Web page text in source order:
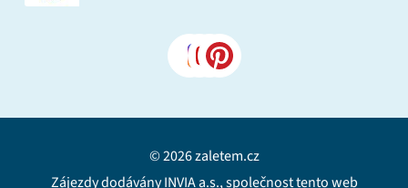
© 2026 zaletem.cz
Zájezdy dodávány INVIA a.s., společnost tento web